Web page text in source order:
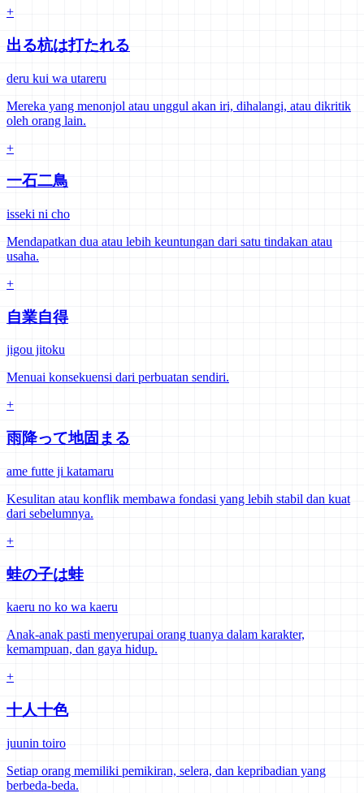
+
出る杭は打たれる
deru kui wa utareru
Mereka yang menonjol atau unggul akan iri, dihalangi, atau dikritik
oleh orang lain.
+
一石二鳥
isseki ni cho
Mendapatkan dua atau lebih keuntungan dari satu tindakan atau
usaha.
+
自業自得
jigou jitoku
Menuai konsekuensi dari perbuatan sendiri.
+
雨降って地固まる
ame futte ji katamaru
Kesulitan atau konflik membawa fondasi yang lebih stabil dan kuat
dari sebelumnya.
+
蛙の子は蛙
kaeru no ko wa kaeru
Anak-anak pasti menyerupai orang tuanya dalam karakter,
kemampuan, dan gaya hidup.
+
十人十色
juunin toiro
Setiap orang memiliki pemikiran, selera, dan kepribadian yang
berbeda-beda.